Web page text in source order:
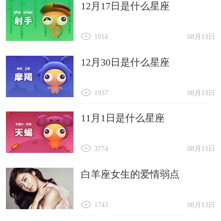
12月17日是什么星座
08月13日
1914
12月30日是什么星座
08月13日
1937
11月1日是什么星座
08月13日
3774
白羊座女生的爱情弱点
08月13日
1743